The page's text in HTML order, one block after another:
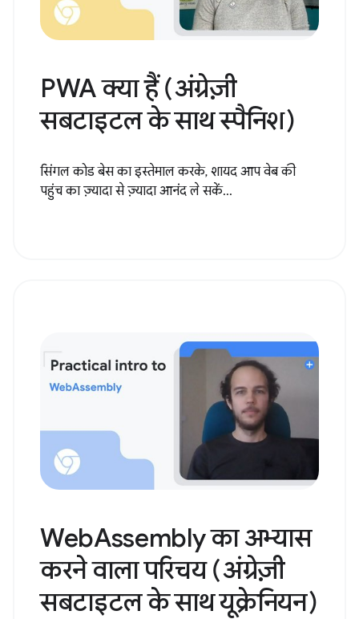
PWA क्या हैं (अंग्रेज़ी
सबटाइटल के साथ स्पैनिश)
सिंगल कोड बेस का इस्तेमाल करके, शायद आप वेब की
पहुंच का ज़्यादा से ज़्यादा आनंद ले सकें...
WebAssembly का अभ्यास
करने वाला परिचय (अंग्रेज़ी
सबटाइटल के साथ यूक्रेनियन)